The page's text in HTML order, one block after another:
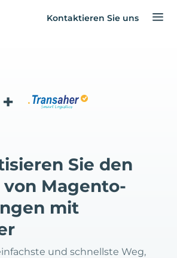
Kontaktieren Sie uns
+
Sie den
von Magento-
mit
und schnellste Weg,